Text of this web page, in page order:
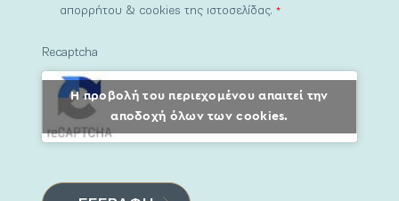
απορρήτου & cookies της ιστοσελίδας.*
Recaptcha
Η προβολή του περιεχομένου απαιτεί την
αποδοχή όλων των cookies.